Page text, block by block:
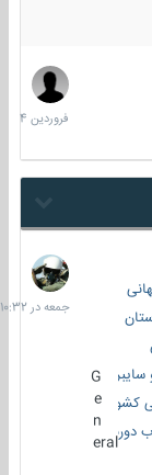
29
فروردین
1404
eral
جمعه
در
10:32